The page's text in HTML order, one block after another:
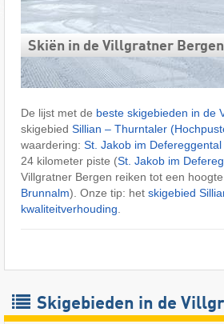
Skiën in de Villgratner Bergen
De lijst met de beste skigebieden in de
skigebied Sillian – Thurntaler
waardering: St. Jakob im
24 kilometer piste (St. Jakob im
Villgratner Bergen reiken tot een
Brunnalm). Onze tip: het skigebied
kwaliteitverhouding
Skigebieden in de